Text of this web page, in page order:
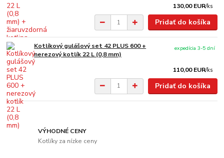
130,00 EUR/ks
Pridať do košíka
Kotlíkový gulášový set 42 PLUS 600 +
nerezový kotlík 22 L (0,8 mm)
110,00 EUR/ks
expedícia 3-5 dní
Pridať do košíka
VÝHODNÉ CENY
Kotlíky za nízke ceny